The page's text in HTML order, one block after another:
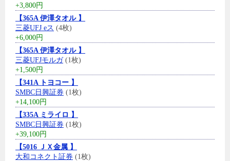
+3,800円
【365A 伊澤タオル 】
三菱UFJ eス (4枚)
+6,000円
【365A 伊澤タオル 】
三菱UFJモルガ(1枚)
+1,500円
【341A トヨコー 】
SMBC日興証券 (1枚)
+14,100円
【335A ミライロ 】
SMBC日興証券 (1枚)
+39,100円
【5016 ＪＸ金属 】
大和コネクト証券 (1枚)